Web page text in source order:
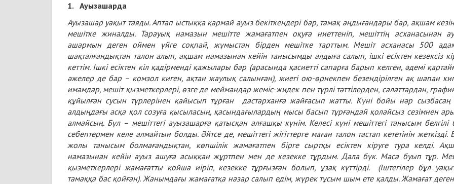
1. Ауызашарда
Ауызашар уақыт таяды. Аптап ыстыққа қармай ауыз бекіткендері бар, тамақ аңдығандары бар, ақшам
мешітке жиналды. Тарауық намазын мешітте жамағатпен оқуға ниеттеніп, мешіттің асханасынан
ашармын деген оймен үйге соқпай, жұмыстан бірден мешітке тарттым. Мешіт асханасы 500
шақталғандықтан талон алып, ақшам намазынан кейін танысымды алдыға салып, ішкі есіктен кезексіз
кеттім. Ішкі есіктен кіл қадірменді қажылары бар (арасында қасиетті сапарға барып келген, әдемі
әжелер де бар – комзол киген, ақтан жаулық салынған), жиегі ою-өрнекпен безендірілген ақ шапан
имамдар, мешіт қызметкерлері, өзге де меймандар жеміс-жидек пен түрлі тәттілерден, салаттардан,
құйылған сусын түрлерінен қайысып тұрған дастарханға жайғасып жатты. Күні бойы нәр сызбасаң
алдыңдағы асқа қол созуға қысыласың, қасындағылардың мысы басып тұрғандай қолайсыз сезімнен
алмайсың. Бұл – мешіттегі ауызашарға қатысқан алғашқы күнім. Келесі күні мешіттегі танысым белгілі
себептермен келе алмайтын болды. Әйтсе де, мешіттегі жігіттерге маған талон тастап кететінін жеткізді.
жолы танысым болмағандықтан, көпшілік жамағатпен бірге сыртқы есіктен кіруге тура келді.
намазынан кейін ауыз ашуға асыққан жұртпен мен де кезекке тұрдым. Дала бүк. Маса буып тұр.
қызметкерлері жамағатты қойша иіріп, кезекке тұрғызған болып, ұзақ күттірді. (Іштегілер бұл
тамаққа бас қойған). Жанымдағы жамағатқа назар салып едім, жүрек тұсым шым ете қалды. Жамағат